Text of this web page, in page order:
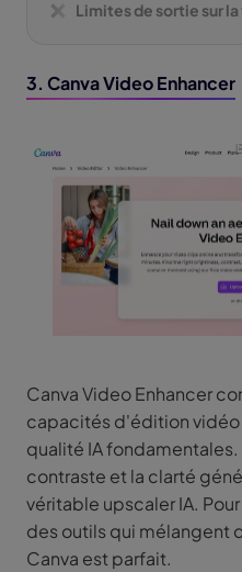
Limites de sortie sur
3. Canva Video Enhancer
Canva Video Enhancer
capacités d'édition
qualité IA
contraste et la clarté
véritable upscaler IA.
des outils qui mélangent
Canva est parfait.